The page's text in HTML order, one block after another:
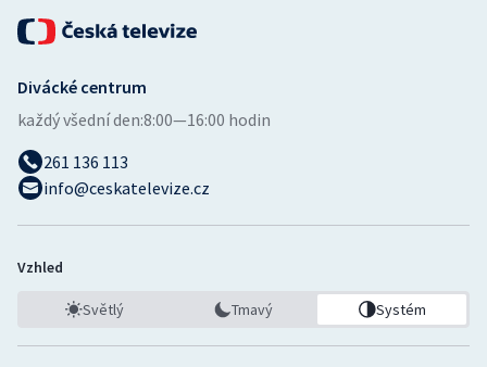
Volejbal
Ostatní
Divácké centrum
každý všední den:8:00—16:00 hodin
261 136 113
info@ceskatelevize.cz
Vzhled
Světlý Tmavý Systém